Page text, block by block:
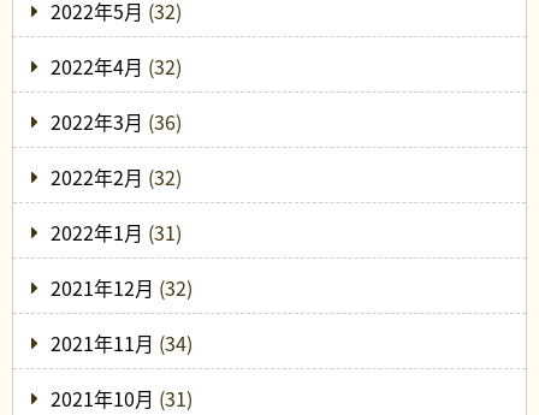
2022年5月 (32)
2022年4月 (32)
2022年3月 (36)
2022年2月 (32)
2022年1月 (31)
2021年12月 (32)
2021年11月 (34)
2021年10月 (31)